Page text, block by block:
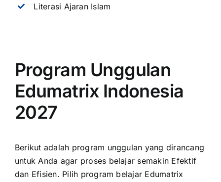
Literasi Ajaran Islam
Program Unggulan
Edumatrix Indonesia
2027
Berikut adalah program unggulan yang dirancang
untuk Anda agar proses belajar semakin Efektif
dan Efisien. Pilih program belajar Edumatrix